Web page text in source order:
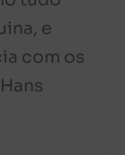
e
com os